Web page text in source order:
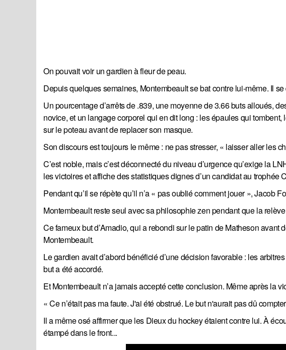
On pouvait voir un gardien à fleur de peau.
Depuis quelques semaines, Montembeault se bat contre lui-même. Il
Un pourcentage d’arrêts de .839, une moyenne de 3.66 buts alloués,
novice, et un langage corporel qui en dit long : les épaules qui
sur le poteau avant de replacer son masque.
Son discours est toujours le même : ne pas stresser, « laisser aller les
C’est noble, mais c’est déconnecté du niveau d’urgence qu’exige la
les victoires et affiche des statistiques dignes d’un candidat au trophée
Pendant qu’il se répète qu’il n’a « pas oublié comment jouer », Jacob
Montembeault reste seul avec sa philosophie zen pendant que la
Ce fameux but d’Amadio, qui a rebondi sur le patin de Matheson
Montembeault.
Le gardien avait d’abord bénéficié d’une décision favorable : les
but a été accordé.
Et Montembeault n’a jamais accepté cette conclusion. Même après la
« Ce n’était pas ma faute. J'ai été obstrué. Le but n'aurait pas dû
Il a même osé affirmer que les Dieux du hockey étaient contre lui. À
étampé dans le front...